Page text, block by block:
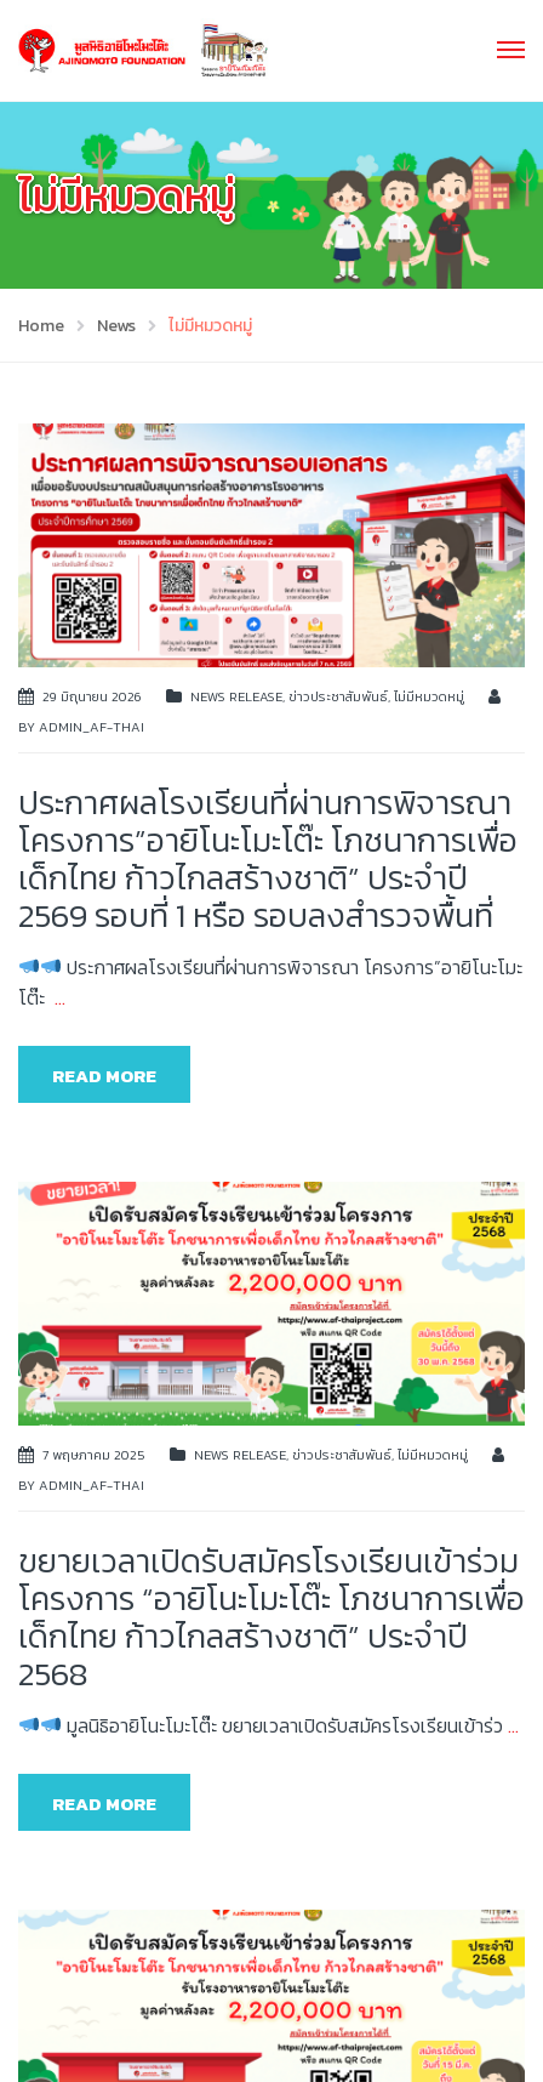
ไม่มีหมวดหมู่
Home News ไม่มีหมวดหมู่
29 มิถุนายน 2026 NEWS RELEASE, ข่าวประชาสัมพันธ์,ไม่มีหมวดหมู่
BYADMIN_AF-THAI
ประกาศผลโรงเรียนที่ผ่านการพิจารณา
โครงการ”อายิโนะโมะโต๊ะ โภชนาการเพื่อ
เด็กไทย ก้าวไกลสร้างชาติ” ประจำปี
2569 รอบที่ 1 หรือ รอบลงสำรวจพื้นที่
ประกาศผลโรงเรียนที่ผ่านการพิจารณา โครงการ”อายิโนะโมะ
โต๊ะ …
READ MORE
7 พฤษภาคม 2025 NEWS RELEASE, ข่าวประชาสัมพันธ์,ไม่มีหมวดหมู่
BYADMIN_AF-THAI
ขยายเวลาเปิดรับสมัครโรงเรียนเข้าร่วม
โครงการ “อายิโนะโมะโต๊ะ โภชนาการเพื่อ
เด็กไทย ก้าวไกลสร้างชาติ” ประจำปี
2568
มูลนิธิอายิโนะโมะโต๊ะ ขยายเวลาเปิดรับสมัครโรงเรียนเข้าร่ว…
READ MORE